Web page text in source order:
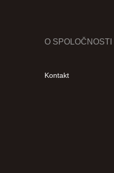
O SPOLOČNOSTI
Kontakt